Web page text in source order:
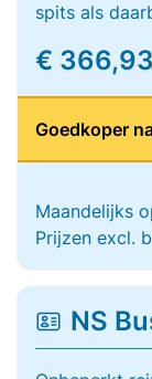
spits als
€
Goedkoper
Maandelijks
Prijzen excl.
NS